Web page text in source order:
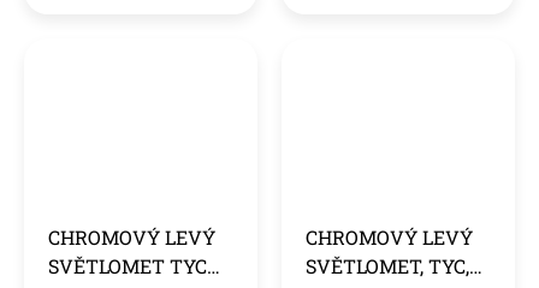
CHROMOVÝ LEVÝ
SVĚTLOMET TYC
CHROMOVÝ LEVÝ
SVĚTLOMET, TYC,